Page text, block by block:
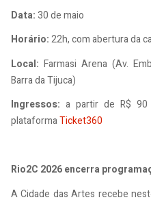
Data:30 de maio
Horário:22h, com abertura da
Local: Farmasi Arena (Av.
Barra da Tijuca)
Ingressos: a partir de R$ 90
plataformaTicket360
Rio2C 2026 encerra
A Cidade das Artes recebe